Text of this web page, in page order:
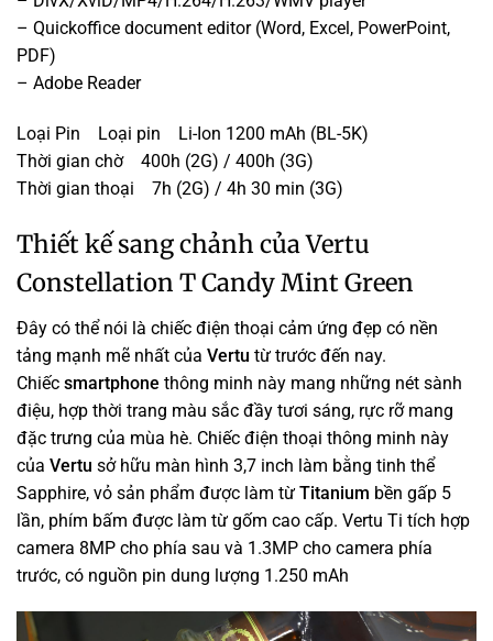
– Quickoffice document editor (Word, Excel, PowerPoint,
PDF)
– Adobe Reader
Loại Pin Loại pin Li-Ion 1200 mAh (BL-5K)
Thời gian chờ 400h (2G) / 400h (3G)
Thời gian thoại 7h (2G) / 4h 30 min (3G)
Thiết kế sang chảnh của Vertu
Constellation T Candy Mint Green
Đây có thể nói là chiếc điện thoại cảm ứng đẹp có nền
tảng mạnh mẽ nhất của Vertu từ trước đến nay.
Chiếc smartphone thông minh này mang những nét sành
điệu, hợp thời trang màu sắc đầy tươi sáng, rực rỡ mang
đặc trưng của mùa hè. Chiếc điện thoại thông minh này
của Vertu sở hữu màn hình 3,7 inch làm bằng tinh thể
Sapphire, vỏ sản phẩm được làm từ Titanium bền gấp 5
lần, phím bấm được làm từ gốm cao cấp. Vertu Ti tích hợp
camera 8MP cho phía sau và 1.3MP cho camera phía
trước, có nguồn pin dung lượng 1.250 mAh